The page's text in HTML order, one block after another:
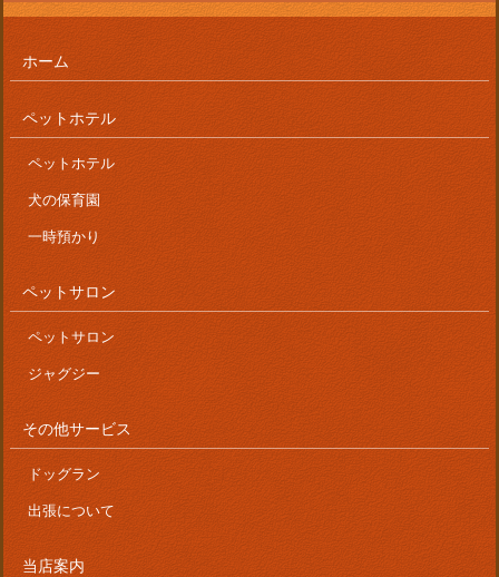
ホーム
ペットホテル
ペットホテル
犬の保育園
一時預かり
ペットサロン
ペットサロン
ジャグジー
その他サービス
ドッグラン
出張について
当店案内